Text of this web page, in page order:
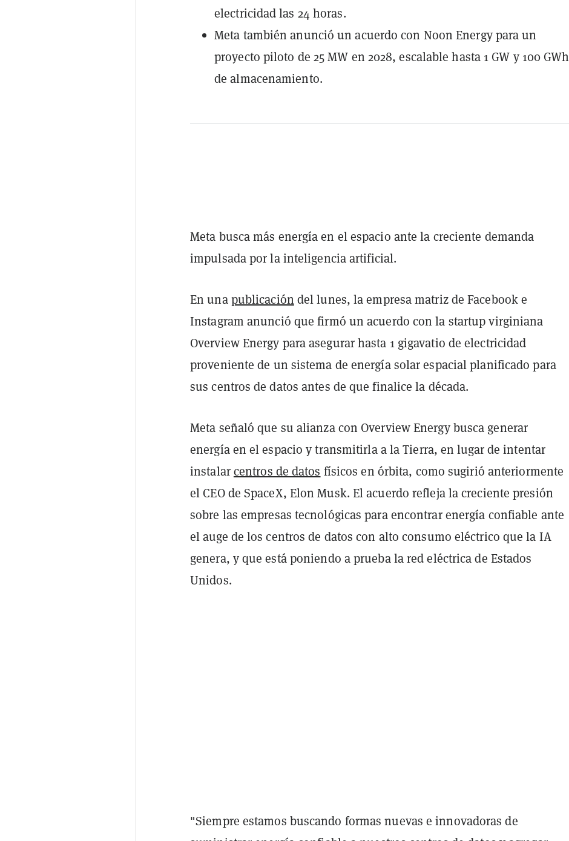
electricidad las 24 horas.
Meta también anunció un acuerdo con Noon Energy para un
proyecto piloto de 25 MW en 2028, escalable hasta 1 GW y 100 GWh
de almacenamiento.
Meta busca más energía en el espacio ante la creciente demanda
impulsada por la inteligencia artificial.
En unapublicación del lunes, la empresa matriz de Facebook e
Instagram anunció que firmó un acuerdo con la startup virginiana
Overview Energy para asegurar hasta 1 gigavatio de electricidad
proveniente de un sistema de energía solar espacial planificado para
sus centros de datos antes de que finalice la década.
Meta señaló que su alianza con Overview Energy busca generar
energía en el espacio y transmitirla a la Tierra, en lugar de intentar
instalarcentros de datos físicos en órbita, como sugirió anteriormente
el CEO de SpaceX, Elon Musk. El acuerdo refleja la creciente presión
sobre las empresas tecnológicas para encontrar energía confiable ante
el auge de los centros de datos con alto consumo eléctrico que la IA
genera, y que está poniendo a prueba la red eléctrica de Estados
Unidos.
"Siempre estamos buscando formas nuevas e innovadoras de